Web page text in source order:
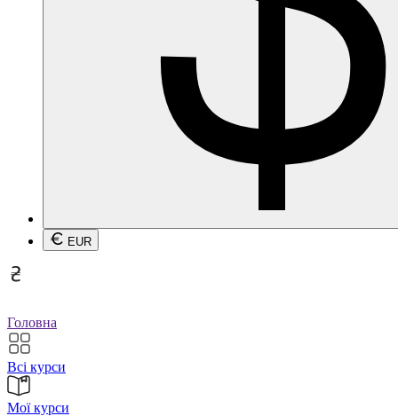
EUR
Головна
Всі курси
Мої курси